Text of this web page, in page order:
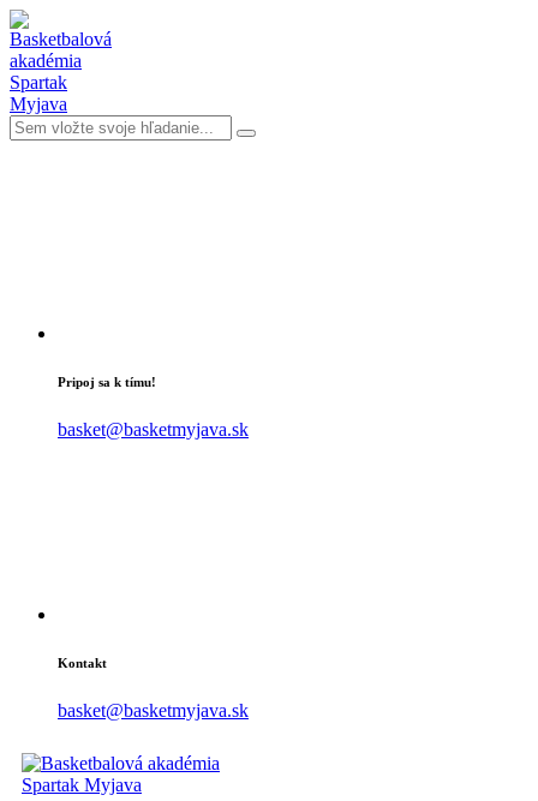
Pripoj sa k tímu!
basket@basketmyjava.sk
Kontakt
basket@basketmyjava.sk